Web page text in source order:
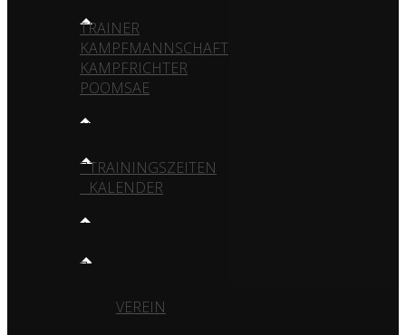
TRAINER
KAMPFMANNSCHAFT
KAMPFRICHTER
POOMSAE
TRAINING
TRAININGSZEITEN
KALENDER
MEDIA
GALERIE
VEREIN